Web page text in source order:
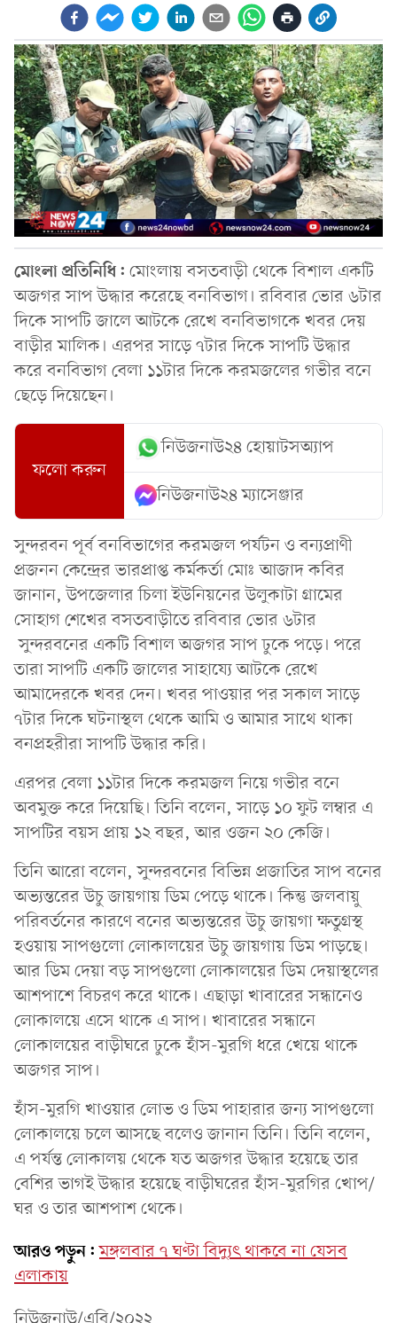
মোংলা প্রতিনিধি: মোংলায় বসতবাড়ী থেকে বিশাল একটি
অজগর সাপ উদ্ধার করেছে বনবিভাগ। রবিবার ভোর ৬টার
দিকে সাপটি জালে আটকে রেখে বনবিভাগকে খবর দেয়
বাড়ীর মালিক। এরপর সাড়ে ৭টার দিকে সাপটি উদ্ধার
করে বনবিভাগ বেলা ১১টার দিকে করমজলের গভীর বনে
ছেড়ে দিয়েছেন।
ফলো করুন
নিউজনাউ২৪ হোয়াটসঅ্যাপ
নিউজনাউ২৪ ম্যাসেঞ্জার
সুন্দরবন পূর্ব বনবিভাগের করমজল পর্যটন ও বন্যপ্রাণী
প্রজনন কেন্দ্রের ভারপ্রাপ্ত কর্মকর্তা মোঃ আজাদ কবির
জানান, উপজেলার চিলা ইউনিয়নের উলুকাটা গ্রামের
সোহাগ শেখের বসতবাড়ীতে রবিবার ভোর ৬টার
সুন্দরবনের একটি বিশাল অজগর সাপ ঢুকে পড়ে। পরে
তারা সাপটি একটি জালের সাহায্যে আটকে রেখে
আমাদেরকে খবর দেন। খবর পাওয়ার পর সকাল সাড়ে
৭টার দিকে ঘটনাস্থল থেকে আমি ও আমার সাথে থাকা
বনপ্রহরীরা সাপটি উদ্ধার করি।
এরপর বেলা ১১টার দিকে করমজল নিয়ে গভীর বনে
অবমুক্ত করে দিয়েছি। তিনি বলেন, সাড়ে ১০ ফুট লম্বার এ
সাপটির বয়স প্রায় ১২ বছর, আর ওজন ২০ কেজি।
তিনি আরো বলেন, সুন্দরবনের বিভিন্ন প্রজাতির সাপ বনের
অভ্যন্তরের উচু জায়গায় ডিম পেড়ে থাকে। কিন্তু জলবায়ু
পরিবর্তনের কারণে বনের অভ্যন্তরের উচু জায়গা ক্ষতুগ্রস্থ
হওয়ায় সাপগুলো লোকালয়ের উচু জায়গায় ডিম পাড়ছে।
আর ডিম দেয়া বড় সাপগুলো লোকালয়ের ডিম দেয়াস্থলের
আশপাশে বিচরণ করে থাকে। এছাড়া খাবারের সন্ধানেও
লোকালয়ে এসে থাকে এ সাপ। খাবারের সন্ধানে
লোকালয়ের বাড়ীঘরে ঢুকে হাঁস-মুরগি ধরে খেয়ে থাকে
অজগর সাপ।
হাঁস-মুরগি খাওয়ার লোভ ও ডিম পাহারার জন্য সাপগুলো
লোকালয়ে চলে আসছে বলেও জানান তিনি। তিনি বলেন,
এ পর্যন্ত লোকালয় থেকে যত অজগর উদ্ধার হয়েছে তার
বেশির ভাগই উদ্ধার হয়েছে বাড়ীঘরের হাঁস-মুরগির খোপ/
ঘর ও তার আশপাশ থেকে।
আরও পড়ুন: মঙ্গলবার ৭ ঘণ্টা বিদ্যুৎ থাকবে না যেসব
এলাকায়